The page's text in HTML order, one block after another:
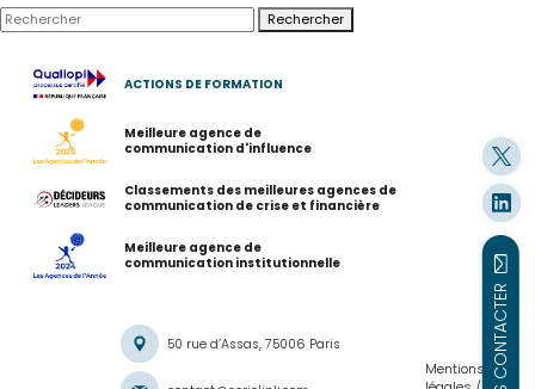
NOUS CONTACTER
Rechercher
ACTIONS DE FORMATION
Meilleure agence de
communication d'influence
Classements des meilleures agences de
communication de crise et financière
Meilleure agence de
communication institutionnelle
50 rue d’Assas, 75006 Paris
Mentions